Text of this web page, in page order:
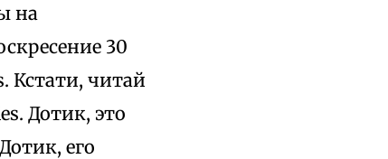
на
30
Кстати, читай
Дотик, это
его